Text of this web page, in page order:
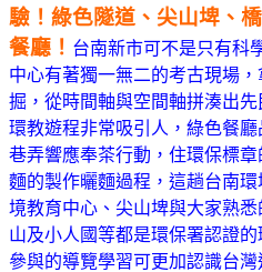
驗！綠色隧道、尖山埤、
餐廳！ 台南新市可不是只有科
中心有著獨一無二的考古現場
掘，從時間軸與空間軸拼湊出
環教遊程非常吸引人，綠色餐
巷弄響應奉茶行動，住環保標
麵的製作曬麵過程，這趟台南
境教育中心、尖山埤與大家熟
山及小人國等都是環保署認證的
參與的導覽學習可更加認識台灣